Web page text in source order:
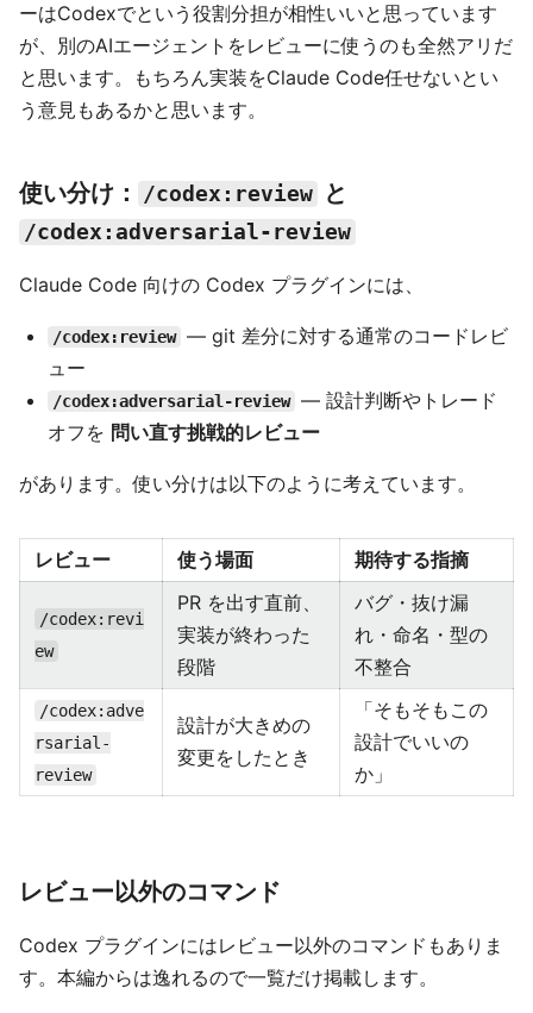
ーはCodexでという役割分担が相性いいと思っています
が、別のAIエージェントをレビューに使うのも全然アリだ
と思います。もちろん実装をClaude Code任せないとい
う意見もあるかと思います。
使い分け： /codex:review と
/codex:adversarial-review
Claude Code 向けの Codex プラグインには、
/codex:review — git 差分に対する通常のコードレビ
ュー
/codex:adversarial-review — 設計判断やトレード
オフを 問い直す挑戦的レビュー
があります。使い分けは以下のように考えています。
レビュー 使う場面 期待する指摘
/codex:revi
ew
PR を出す直前、
実装が終わった
段階
バグ・抜け漏
れ・命名・型の
不整合
/codex:adve
rsarial-
review
設計が大きめの
変更をしたとき
「そもそもこの
設計でいいの
か」
レビュー以外のコマンド
Codex プラグインにはレビュー以外のコマンドもありま
す。本編からは逸れるので一覧だけ掲載します。